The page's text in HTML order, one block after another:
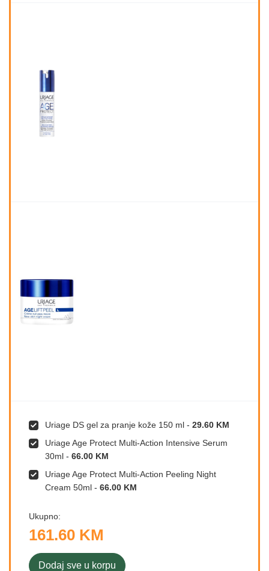
Uriage DS gel za pranje kože 150 ml - 29.60 KM
Uriage Age Protect Multi-Action Intensive Serum
30ml - 66.00 KM
Uriage Age Protect Multi-Action Peeling Night
Cream 50ml - 66.00 KM
Ukupno:
161.60 KM
Dodaj sve u korpu